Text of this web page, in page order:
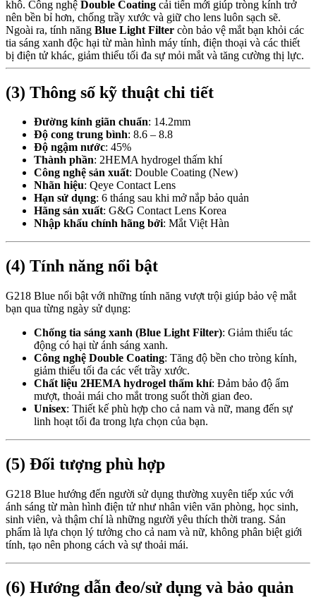
khô. Công nghệ Double Coating cải tiến mới giúp tròng kính trở
nên bền bỉ hơn, chống trầy xước và giữ cho lens luôn sạch sẽ.
Ngoài ra, tính năng Blue Light Filter còn bảo vệ mắt bạn khỏi các
tia sáng xanh độc hại từ màn hình máy tính, điện thoại và các thiết
bị điện tử khác, giảm thiểu tối đa sự mỏi mắt và tăng cường thị lực.
(3) Thông số kỹ thuật chi tiết
Đường kính giãn chuẩn: 14.2mm
Độ cong trung bình: 8.6 – 8.8
Độ ngậm nước: 45%
Thành phần: 2HEMA hydrogel thấm khí
Công nghệ sản xuất: Double Coating (New)
Nhãn hiệu: Qeye Contact Lens
Hạn sử dụng: 6 tháng sau khi mở nắp bảo quản
Hãng sản xuất: G&G Contact Lens Korea
Nhập khẩu chính hãng bởi: Mắt Việt Hàn
(4) Tính năng nổi bật
G218 Blue nổi bật với những tính năng vượt trội giúp bảo vệ mắt
bạn qua từng ngày sử dụng:
Chống tia sáng xanh (Blue Light Filter): Giảm thiểu tác
động có hại từ ánh sáng xanh.
Công nghệ Double Coating: Tăng độ bền cho tròng kính,
giảm thiểu tối đa các vết trầy xước.
Chất liệu 2HEMA hydrogel thấm khí: Đảm bảo độ ẩm
mượt, thoải mái cho mắt trong suốt thời gian đeo.
Unisex: Thiết kế phù hợp cho cả nam và nữ, mang đến sự
linh hoạt tối đa trong lựa chọn của bạn.
(5) Đối tượng phù hợp
G218 Blue hướng đến người sử dụng thường xuyên tiếp xúc với
ánh sáng từ màn hình điện tử như nhân viên văn phòng, học sinh,
sinh viên, và thậm chí là những người yêu thích thời trang. Sản
phẩm là lựa chọn lý tưởng cho cả nam và nữ, không phân biệt giới
tính, tạo nên phong cách và sự thoải mái.
(6) Hướng dẫn đeo/sử dụng và bảo quản